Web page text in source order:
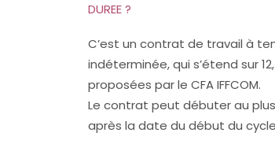
DUREE ?
C’est un contrat de travail à
indéterminée, qui s’étend sur
proposées par le CFA IFFCOM.
Le contrat peut débuter au
après la date du début du